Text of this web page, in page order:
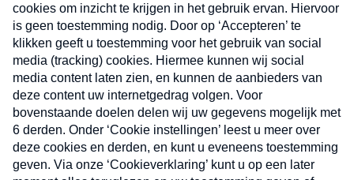
Nieuwsbrief
Neem hier een gratis abonnement op onze